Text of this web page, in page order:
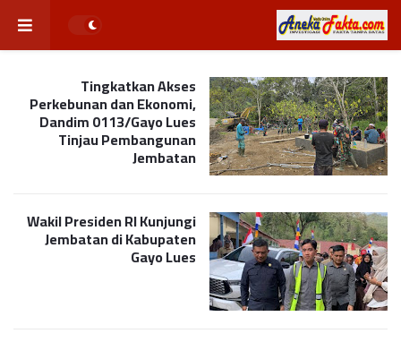
Tingkatkan Akses
Perkebunan dan Ekonomi,
Dandim 0113/Gayo Lues
Tinjau Pembangunan
Jembatan
Wakil Presiden RI Kunjungi
Jembatan di Kabupaten
Gayo Lues